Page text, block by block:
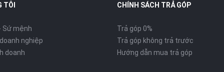
TÔI
Sứ mệnh
nghiệp
doanh
CHÍNH SÁCH TRẢ GÓP
Trả góp 0%
Trả góp không trả trước
Hướng dẫn mua trả góp